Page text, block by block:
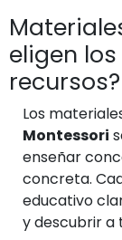
eligen
recursos?
Los
Montessori
enseñar
concreta.
educativo
y descubrir a